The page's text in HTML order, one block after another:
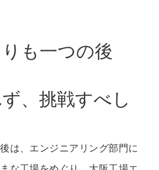
も一つの後
、挑戦すべし
は、エンジニアリング部門に